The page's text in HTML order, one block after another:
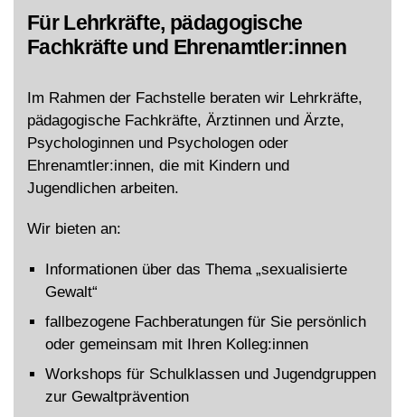
Für Lehrkräfte, pädagogische
Fachkräfte und Ehrenamtler:innen
Im Rahmen der Fachstelle beraten wir Lehrkräfte,
pädagogische Fachkräfte, Ärztinnen und Ärzte,
Psychologinnen und Psychologen oder
Ehrenamtler:innen, die mit Kindern und
Jugendlichen arbeiten.
Wir bieten an:
Informationen über das Thema „sexualisierte
Gewalt“
fallbezogene Fachberatungen für Sie persönlich
oder gemeinsam mit Ihren Kolleg:innen
Workshops für Schulklassen und Jugendgruppen
zur Gewaltprävention